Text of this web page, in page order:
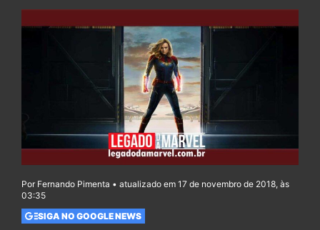
Por Fernando Pimenta • atualizado em 17 de novembro de 2018, às
03:35
SIGA NO GOOGLE NEWS